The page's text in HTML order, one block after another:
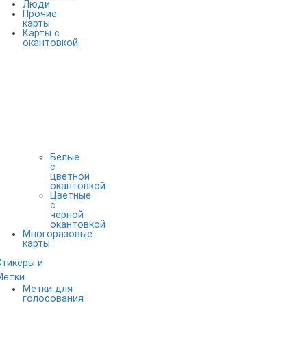
Люди
Прочие
карты
Карты с
окантовкой
Белые
с
цветной
окантовкой
Цветные
с
черной
окантовкой
Многоразовые
карты
и
Метки для
голосования